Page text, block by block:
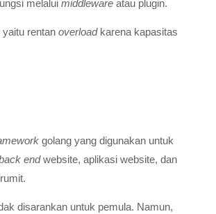
melalui middleware atau plugin.
rentan overloadkarena kapasitas
golang yang digunakan untuk
endwebsite, aplikasi website, dan
disarankan untuk pemula. Namun,